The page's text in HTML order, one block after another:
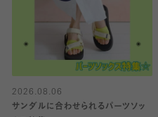
2026.08.06
サンダルに合わせられるパーツソッ